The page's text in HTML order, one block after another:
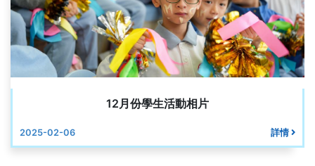
12月份學生活動相片
2025-02-06 詳情